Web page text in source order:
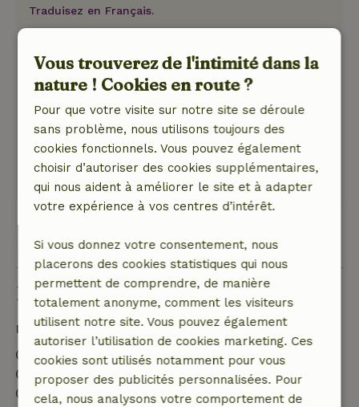
Traduisez en Français.
Matteo
9 juillet 2021
Note générale: 10
/10
Nature, tranquillité et espace: 5
Wonderful place, amazing nature
Traduisez en Français.
Voir les 6 avis
Bon à savoir
Détails du séjour
Arrivée: 16:00- 18:00
Départ: 09:00- 10:00
Séjour sans contact possible
Vous trouverez de l'intimité dans la
nature ! Cookies en route ?
Pour que votre visite sur notre site se déroule
sans problème, nous utilisons toujours des
cookies fonctionnels. Vous pouvez également
choisir d’autoriser des cookies supplémentaires,
qui nous aident à améliorer le site et à adapter
votre expérience à vos centres d’intérêt.
Si vous donnez votre consentement, nous
placerons des cookies statistiques qui nous
permettent de comprendre, de manière
totalement anonyme, comment les visiteurs
utilisent notre site. Vous pouvez également
autoriser l’utilisation de cookies marketing. Ces
cookies sont utilisés notamment pour vous
proposer des publicités personnalisées. Pour
cela, nous analysons votre comportement de